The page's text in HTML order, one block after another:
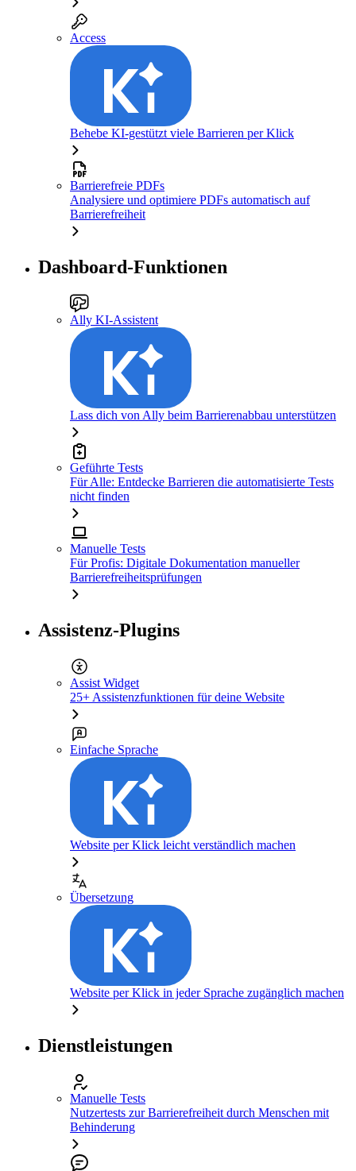
Access
Behebe KI-gestützt viele Barrieren per Klick
Barrierefreie PDFs
Analysiere und optimiere PDFs automatisch auf
Barrierefreiheit
Dashboard-Funktionen
Ally KI-Assistent
Lass dich von Ally beim Barrierenabbau unterstützen
Geführte Tests
Für Alle: Entdecke Barrieren die automatisierte Tests
nicht finden
Manuelle Tests
Für Profis: Digitale Dokumentation manueller
Barrierefreiheitsprüfungen
Assistenz-Plugins
Assist Widget
25+ Assistenzfunktionen für deine Website
Einfache Sprache
Website per Klick leicht verständlich machen
Übersetzung
Website per Klick in jeder Sprache zugänglich machen
Dienstleistungen
Manuelle Tests
Nutzertests zur Barrierefreiheit durch Menschen mit
Behinderung